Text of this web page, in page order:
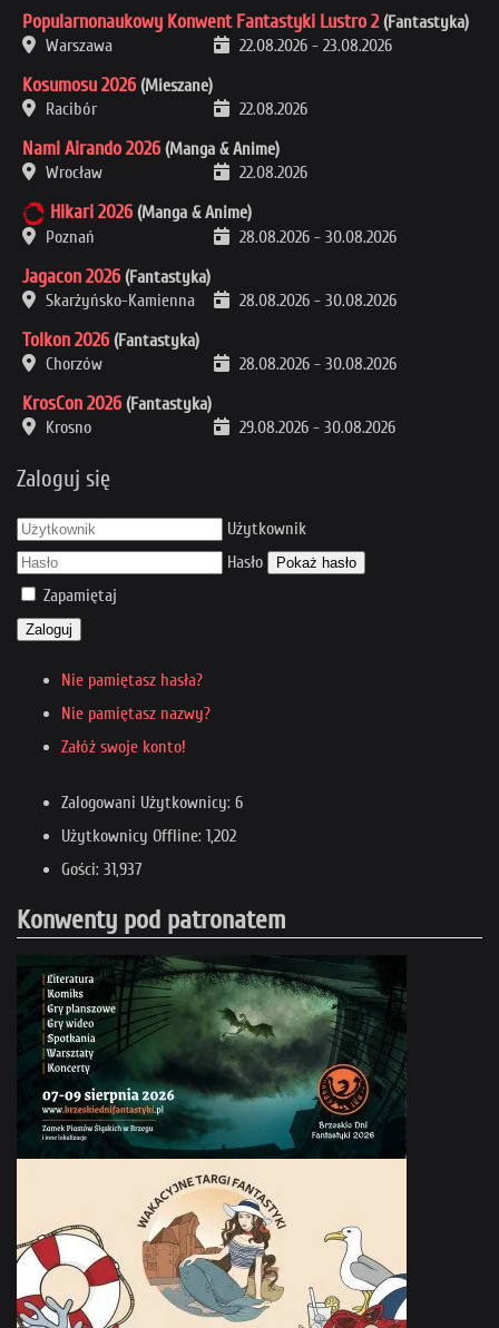
Popularnonaukowy Konwent Fantastyki Lustro 2 (Fantastyka)
Warszawa
22.08.2026 - 23.08.2026
Kosumosu 2026 (Mieszane)
Racibór
22.08.2026
Nami Airando 2026 (Manga & Anime)
Wrocław
22.08.2026
Hikari 2026 (Manga & Anime)
Poznań
28.08.2026 - 30.08.2026
Jagacon 2026 (Fantastyka)
Skarżyńsko-Kamienna
28.08.2026 - 30.08.2026
Tolkon 2026 (Fantastyka)
Chorzów
28.08.2026 - 30.08.2026
KrosCon 2026 (Fantastyka)
Krosno
29.08.2026 - 30.08.2026
Zaloguj się
Użytkownik
Hasło
Pokaż hasło
Zapamiętaj
Zaloguj
Nie pamiętasz hasła?
Nie pamiętasz nazwy?
Załóż swoje konto!
Zalogowani Użytkownicy: 6
Użytkownicy Offline: 1,202
Gości: 31,937
Konwenty pod patronatem